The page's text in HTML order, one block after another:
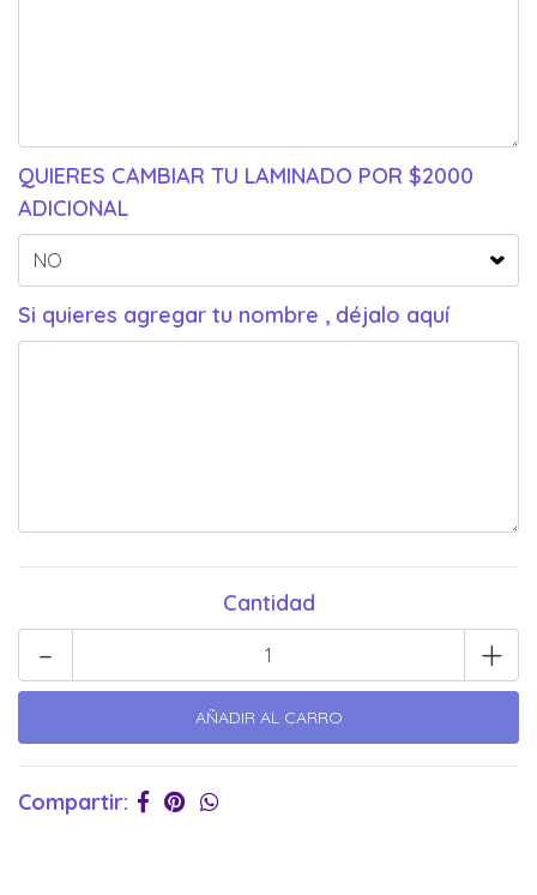
QUIERES CAMBIAR TU LAMINADO POR $2000
ADICIONAL
Si quieres agregar tu nombre , déjalo aquí
Cantidad
+
-
Compartir: